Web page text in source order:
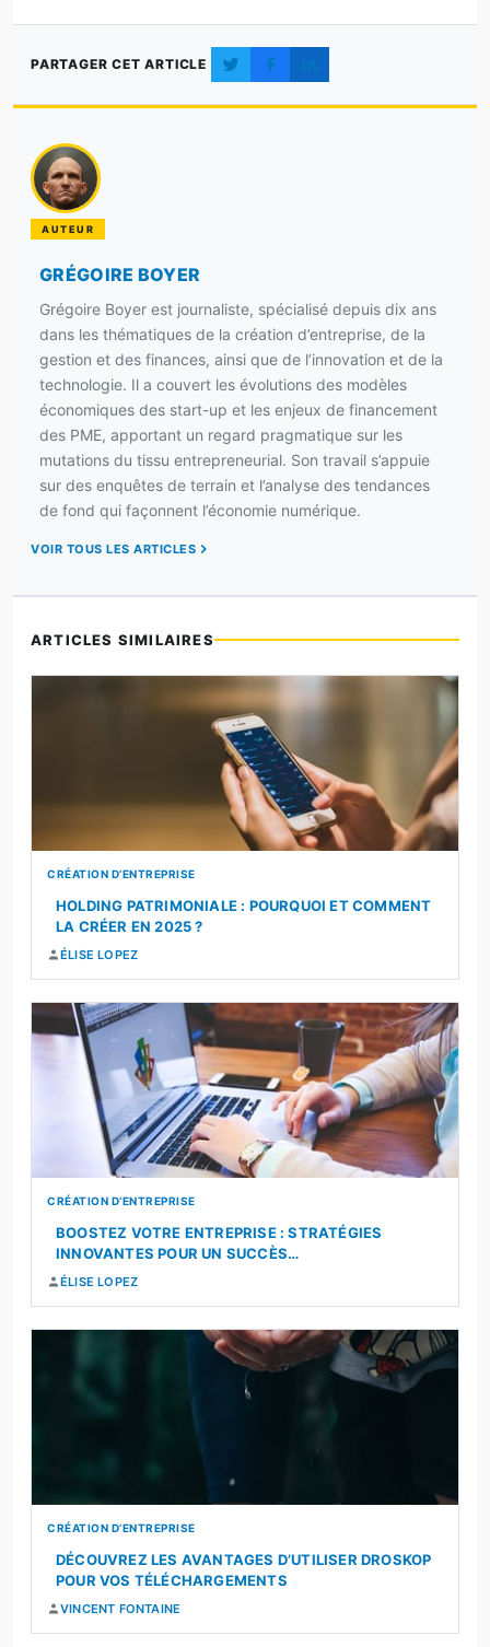
PARTAGER CET ARTICLE
AUTEUR
GRÉGOIRE BOYER
Grégoire Boyer est journaliste, spécialisé depuis dix ans
dans les thématiques de la création d’entreprise, de la
gestion et des finances, ainsi que de l’innovation et de la
technologie. Il a couvert les évolutions des modèles
économiques des start-up et les enjeux de financement
des PME, apportant un regard pragmatique sur les
mutations du tissu entrepreneurial. Son travail s’appuie
sur des enquêtes de terrain et l’analyse des tendances
de fond qui façonnent l’économie numérique.
VOIR TOUS LES ARTICLES
ARTICLES SIMILAIRES
CRÉATION D’ENTREPRISE
HOLDING PATRIMONIALE : POURQUOI ET COMMENT
LA CRÉER EN 2025 ?
ÉLISE LOPEZ
CRÉATION D’ENTREPRISE
BOOSTEZ VOTRE ENTREPRISE : STRATÉGIES
INNOVANTES POUR UN SUCCÈS…
ÉLISE LOPEZ
CRÉATION D’ENTREPRISE
DÉCOUVREZ LES AVANTAGES D’UTILISER DROSKOP
POUR VOS TÉLÉCHARGEMENTS
VINCENT FONTAINE